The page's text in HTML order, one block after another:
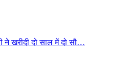
ने खरीदी दो साल में दो सौ…